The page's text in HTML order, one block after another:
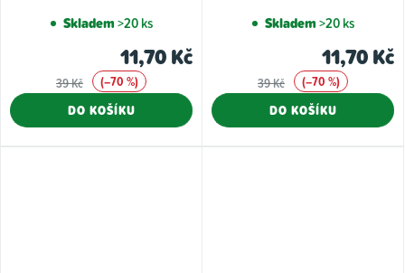
Skladem>20 ks
11,70 Kč
39 Kč
(–70 %)
DO KOŠÍKU
Skladem>20 ks
11,70 Kč
39 Kč
(–70 %)
DO KOŠÍKU